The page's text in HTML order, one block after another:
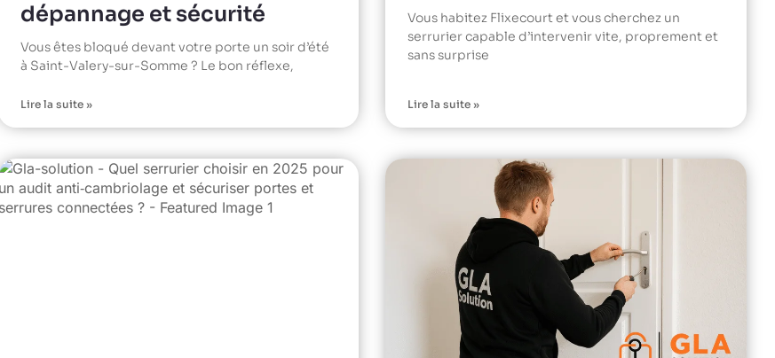
dépannage et sécurité
Vous êtes bloqué devant votre porte un soir d’été
à Saint-Valery-sur-Somme ? Le bon réflexe,
Lire la suite »
Vous habitez Flixecourt et vous cherchez un
serrurier capable d’intervenir vite, proprement et
sans surprise
Lire la suite »